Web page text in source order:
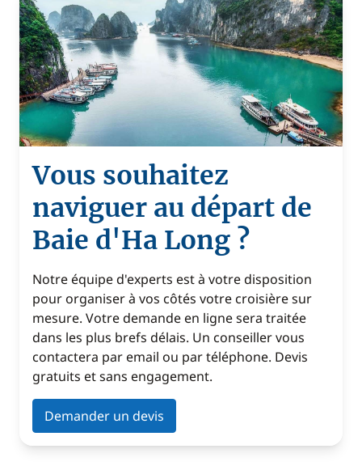
Vous souhaitez
naviguer au départ de
Baie d'Ha Long ?
Notre équipe d'experts est à votre disposition
pour organiser à vos côtés votre croisière sur
mesure. Votre demande en ligne sera traitée
dans les plus brefs délais. Un conseiller vous
contactera par email ou par téléphone. Devis
gratuits et sans engagement.
Demander un devis